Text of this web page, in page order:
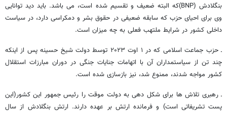
بنگلادش (BNP)که البته ضعیف و تقسیم شده است، می باشد. باید دید توانایی
وی برای احیای حزب که سابقه ضعیفی در حقوق بشر و دمکراسی دارد، در سیاست
داخلی کشور در شرایط ملتهب فعلی به چه میزان است.
ـ حزب جماعت اسلامی که در ۱ اوت ۲۰۲۳ توسط دولت شیخ حسینه پس از اینکه
چند تن از سیاستمداران آن با اتهامات جنایات جنگی در دوران مبارزات استقلال
کشور مواجه شدند، ممنوع شد، نیز بازسازی شده است.
ـ رهبری تلاش ها برای شکل دهی به دولت موقت را رئیس جمهور این کشور(این
پست تشریفاتی است) و فرمانده ارتش بر عهده دارند. ارتش بنگلادش از سال